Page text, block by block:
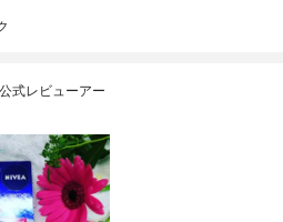
式レビューアー